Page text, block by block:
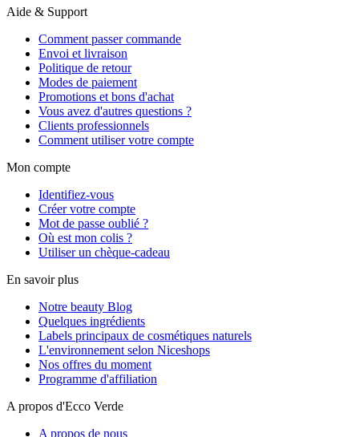
Aide & Support
Comment passer commande
Envoi et livraison
Politique de retour
Modes de paiement
Promotions et bons d'achat
Vous avez d'autres questions ?
Clients professionnels
Comment utiliser votre compte
Mon compte
Identifiez-vous
Créer votre compte
Mot de passe oublié ?
Où est mon colis ?
Utiliser un chèque-cadeau
En savoir plus
Notre beauty Blog
Quelques ingrédients
Labels principaux de cosmétiques naturels
L'environnement selon Niceshops
Nos offres du moment
Programme d'affiliation
A propos d'Ecco Verde
A propos de nous